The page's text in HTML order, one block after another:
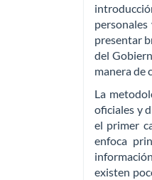
presentar
del
manera de
La
oficiales y
el primer
enfoca
existen